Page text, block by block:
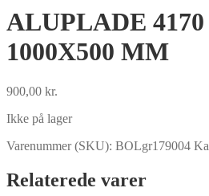
ALUPLADE
1000X500 MM
900,00 kr.
Ikke på lager
Varenummer (SKU): BOLgr179004
Relaterede varer